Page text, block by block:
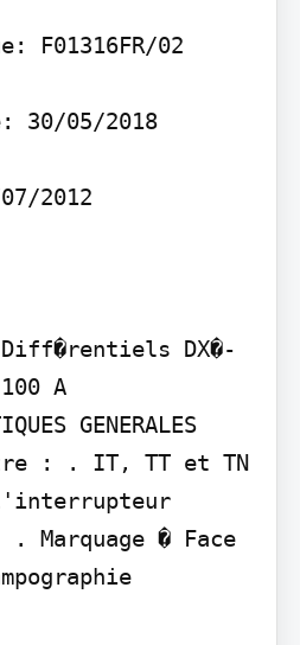
F01316FR/02
30/05/2018
2012
DX�-
A
GENERALES
: . IT, TT et TN
l'interrupteur
� Face